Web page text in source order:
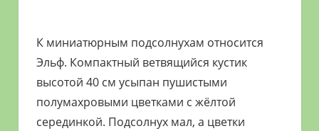
К миниатюрным подсолнухам относится
Эльф. Компактный ветвящийся кустик
высотой 40 см усыпан пушистыми
полумахровыми цветками с жёлтой
серединкой. Подсолнух мал, а цветки